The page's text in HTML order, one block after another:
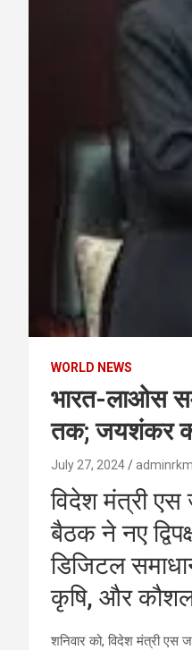
WORLD NEWS
भारत-लाओस
तक; जयशंकर की
July 27, 2024 adminrkm
विदेश मंत्री
बैठक ने नए
डिजिटल
कृषि, और कौशल
शनिवार को, विदेश मंत्री